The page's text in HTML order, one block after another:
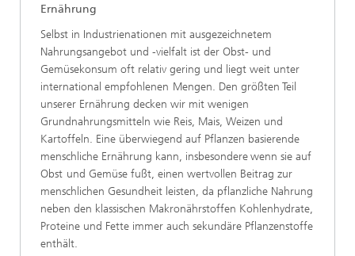
Ernährung
Selbst in Industrienationen mit ausgezeichnetem
Nahrungsangebot und -vielfalt ist der Obst- und
Gemüsekonsum oft relativ gering und liegt weit unter
international empfohlenen Mengen. Den größten Teil
unserer Ernährung decken wir mit wenigen
Grundnahrungsmitteln wie Reis, Mais, Weizen und
Kartoffeln. Eine überwiegend auf Pflanzen basierende
menschliche Ernährung kann, insbesondere wenn sie auf
Obst und Gemüse fußt, einen wertvollen Beitrag zur
menschlichen Gesundheit leisten, da pflanzliche Nahrung
neben den klassischen Makronährstoffen Kohlenhydrate,
Proteine und Fette immer auch sekundäre Pflanzenstoffe
enthält.